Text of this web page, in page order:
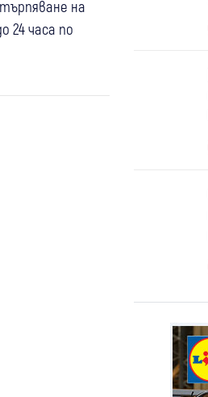
на
24 часа по
по
е и
тумба